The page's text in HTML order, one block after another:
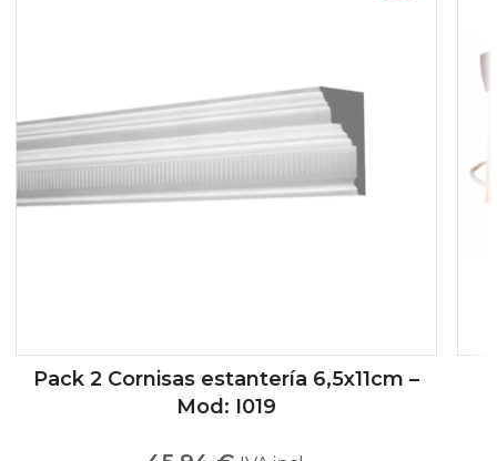
Pack 2 Cornisas estantería 6,5x11cm –
Mod: I019